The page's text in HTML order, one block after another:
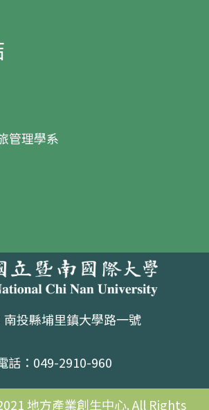
管理學系
南投縣埔里鎮大學路一號
話：049-2910-960
地方產業創生中心. All Rights